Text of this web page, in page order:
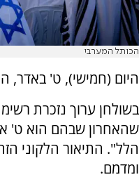
הכותל המערבי
היום (חמישי), ט' באדר,
בשולחן ערוך נזכרת
שהאחרון שבהם הוא ט'
הלל". התיאור הלקוני
ומדמם.